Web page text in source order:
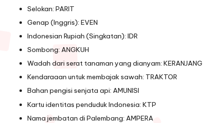
Selokan: PARIT
Genap (Inggris): EVEN
Indonesian Rupiah (Singkatan): IDR
Sombong: ANGKUH
Wadah dari serat tanaman yang dianyam: KERANJANG
Kendaraaan untuk membajak sawah: TRAKTOR
Bahan pengisi senjata api: AMUNISI
Kartu identitas penduduk Indonesia: KTP
Nama jembatan di Palembang: AMPERA